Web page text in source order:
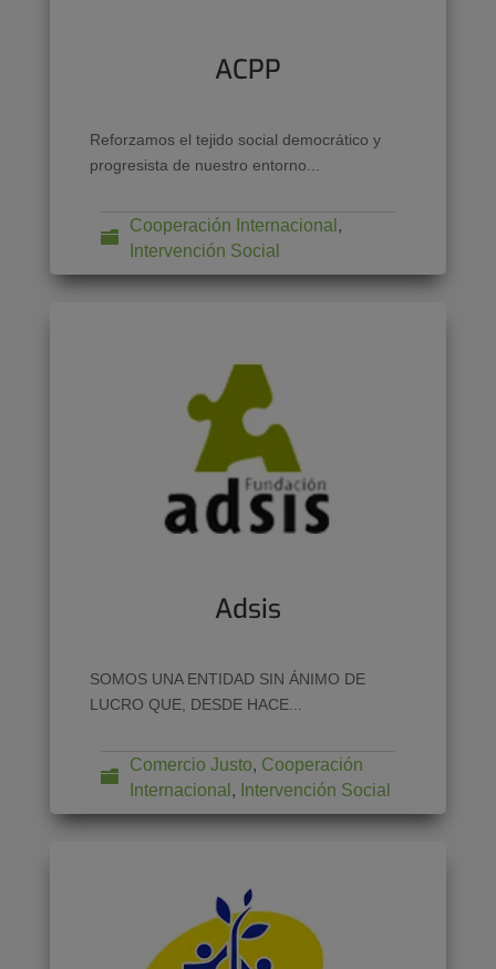
ACPP
Reforzamos el tejido social democrático y
progresista de nuestro entorno...
Cooperación Internacional ,
Intervención Social
Adsis
SOMOS UNA ENTIDAD SIN ÁNIMO DE
LUCRO QUE, DESDE HACE...
Comercio Justo, Cooperación
Internacional , Intervención Social